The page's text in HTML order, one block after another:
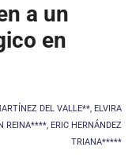
a un
en
DEL VALLE**, ELVIRA
REINA****, ERIC HERNÁNDEZ
TRIANA*****